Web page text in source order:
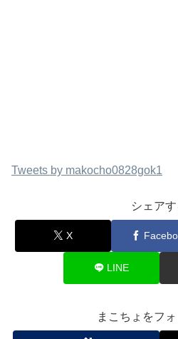
Tweets by makocho0828gok1
シェアす
X
LINE
まこちょをフ